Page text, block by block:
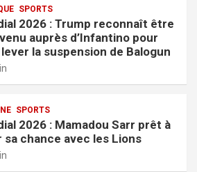
SPORTS
2026 : Trump reconnaît être
auprès d’Infantino pour
la suspension de Balogun
SPORTS
2026 : Mamadou Sarr prêt à
sa chance avec les Lions